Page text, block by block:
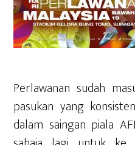
Perlawanan sudah
pasukan yang
dalam saingan piala